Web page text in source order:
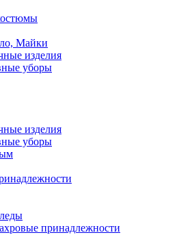
Майки
изделия
уборы
изделия
уборы
принадлежности